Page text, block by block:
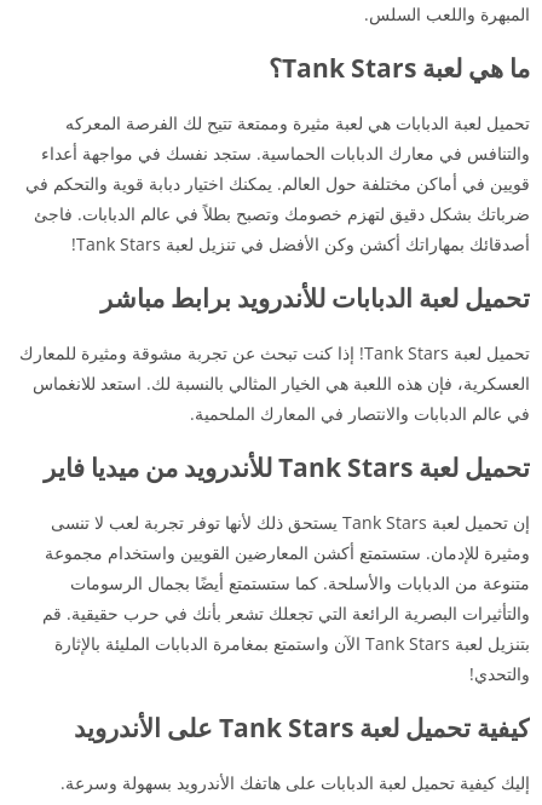
المبهرة واللعب السلس.
ما هي لعبة Tank Stars؟
تحميل لعبة الدبابات هي لعبة مثيرة وممتعة تتيح لك الفرصة المعركه
والتنافس في معارك الدبابات الحماسية. ستجد نفسك في مواجهة أعداء
قويين في أماكن مختلفة حول العالم. يمكنك اختيار دبابة قوية والتحكم في
ضرباتك بشكل دقيق لتهزم خصومك وتصبح بطلاً في عالم الدبابات. فاجئ
أصدقائك بمهاراتك أكشن وكن الأفضل في تنزيل لعبة Tank Stars!
تحميل لعبة الدبابات للأندرويد برابط مباشر
تحميل لعبة Tank Stars! إذا كنت تبحث عن تجربة مشوقة ومثيرة للمعارك
العسكرية، فإن هذه اللعبة هي الخيار المثالي بالنسبة لك. استعد للانغماس
في عالم الدبابات والانتصار في المعارك الملحمية.
تحميل لعبة Tank Stars للأندرويد من ميديا فاير
إن تحميل لعبة Tank Stars يستحق ذلك لأنها توفر تجربة لعب لا تنسى
ومثيرة للإدمان. ستستمتع أكشن المعارضين القويين واستخدام مجموعة
متنوعة من الدبابات والأسلحة. كما ستستمتع أيضًا بجمال الرسومات
والتأثيرات البصرية الرائعة التي تجعلك تشعر بأنك في حرب حقيقية. قم
بتنزيل لعبة Tank Stars الآن واستمتع بمغامرة الدبابات المليئة بالإثارة
والتحدي!
كيفية تحميل لعبة Tank Stars على الأندرويد
إليك كيفية تحميل لعبة الدبابات على هاتفك الأندرويد بسهولة وسرعة.